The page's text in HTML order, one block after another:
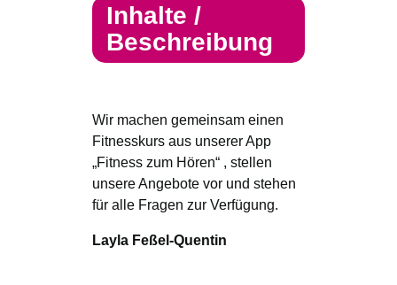
Inhalte /
Beschreibung
Wir machen gemeinsam einen
Fitnesskurs aus unserer App
„Fitness zum Hören“ , stellen
unsere Angebote vor und stehen
für alle Fragen zur Verfügung.
Layla Feßel-Quentin